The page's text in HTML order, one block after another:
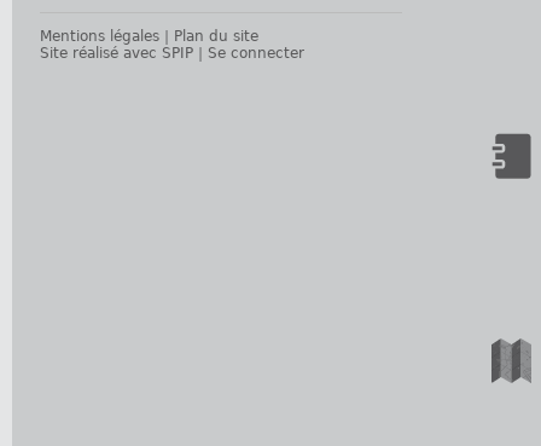
Mentions légales | Plan du site
Site réalisé avec SPIP | Se connecter